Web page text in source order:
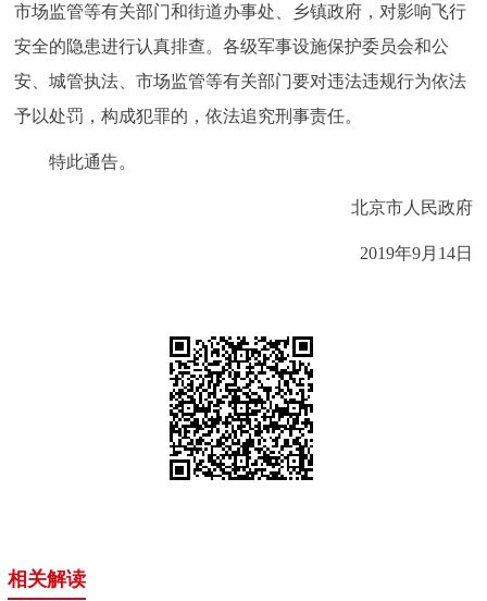
ITALIANO
市场监管等有关部门和街道办事处、乡镇政府，对影响飞行
安全的隐患进行认真排查。各级军事设施保护委员会和公
安、城管执法、市场监管等有关部门要对违法违规行为依法
予以处罚，构成犯罪的，依法追究刑事责任。
特此通告。
北京市人民政府
2019年9月14日
相关解读